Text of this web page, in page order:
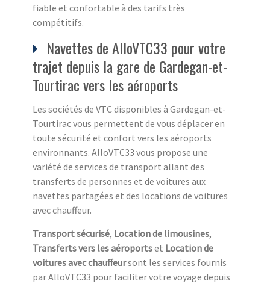
fiable et confortable à des tarifs très
compétitifs.
Navettes de AlloVTC33 pour votre
trajet depuis la gare de Gardegan-et-
Tourtirac vers les aéroports
Les sociétés de VTC disponibles à Gardegan-et-
Tourtirac vous permettent de vous déplacer en
toute sécurité et confort vers les aéroports
environnants. AlloVTC33 vous propose une
variété de services de transport allant des
transferts de personnes et de voitures aux
navettes partagées et des locations de voitures
avec chauffeur.
Transport sécurisé, Location de limousines,
Transferts vers les aéroportset Location de
voitures avec chauffeursont les services fournis
par AlloVTC33 pour faciliter votre voyage depuis